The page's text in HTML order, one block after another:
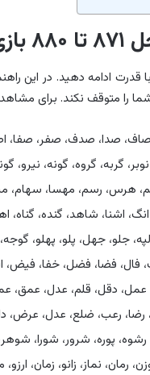
را متوقف نکند. برای
صدا، صدف، صفر، صفا،
گربه، گروه، گونه، نیرو،
هرس، رسم، مهسا، سهام،
اشنا، شاهد، گنده،
جلو، جهل، پلو، پهلو،
فال، فضا، فضل، خفا، فیض،
عمل، دقل، قلم، عدل، عمق،
رضا، رعب، ضلع، عدل، عرض،
رشوه، پوره، شرور، شورا،
رمان، نماز، زانو، زمان،